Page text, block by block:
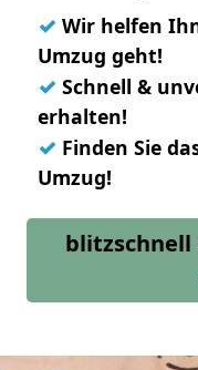
✓ Wir helfen
Umzug geht!
✓ Schnell &
erhalten!
✓ Finden Sie
Umzug!
blitzschnell